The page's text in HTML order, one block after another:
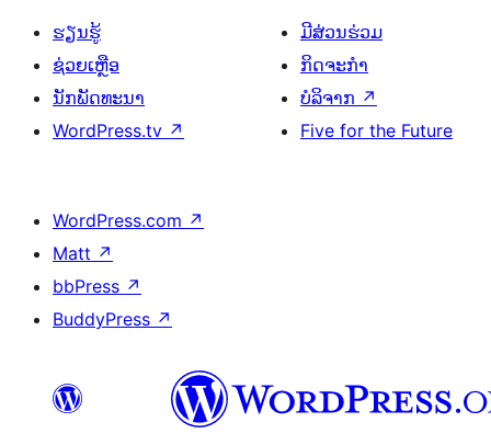
ຮຽນຮູ້
ຊ່ວຍເຫຼືອ
ນັກພັດທະນາ
WordPress.tv ↗
ມີສ່ວນຮ່ວມ
ກິດຈະກຳ
ບໍລິຈາກ ↗
Five for the Future
WordPress.com ↗
Matt ↗
bbPress ↗
BuddyPress ↗